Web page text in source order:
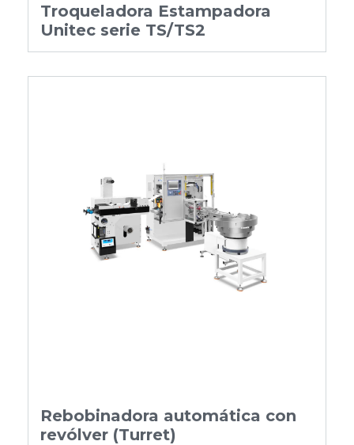
Troqueladora Estampadora
Unitec serie TS/TS2
Rebobinadora automática con
revólver (Turret)